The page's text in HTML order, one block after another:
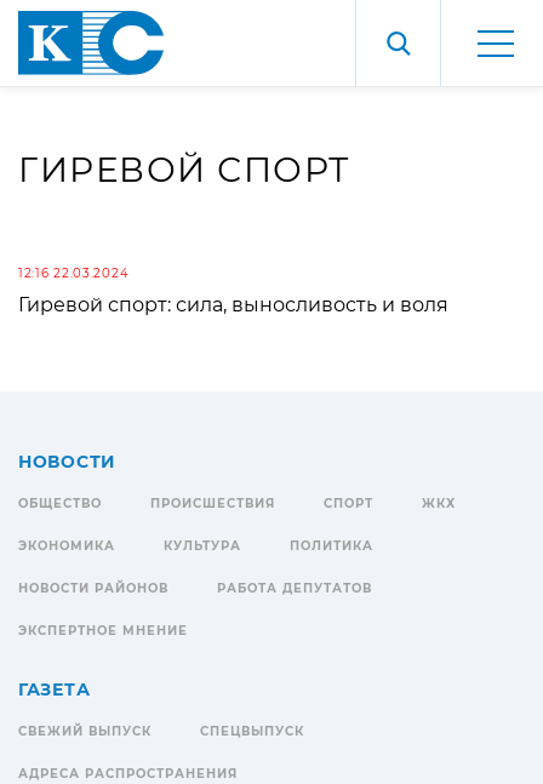
ГИРЕВОЙ СПОРТ
12:16 22.03.2024
Гиревой спорт: сила, выносливость и воля
НОВОСТИ
ОБЩЕСТВО ПРОИСШЕСТВИЯ СПОРТ ЖКХ
ЭКОНОМИКА КУЛЬТУРА ПОЛИТИКА
НОВОСТИ РАЙОНОВ РАБОТА ДЕПУТАТОВ
ЭКСПЕРТНОЕ МНЕНИЕ
ГАЗЕТА
СВЕЖИЙ ВЫПУСК СПЕЦВЫПУСК
АДРЕСА РАСПРОСТРАНЕНИЯ